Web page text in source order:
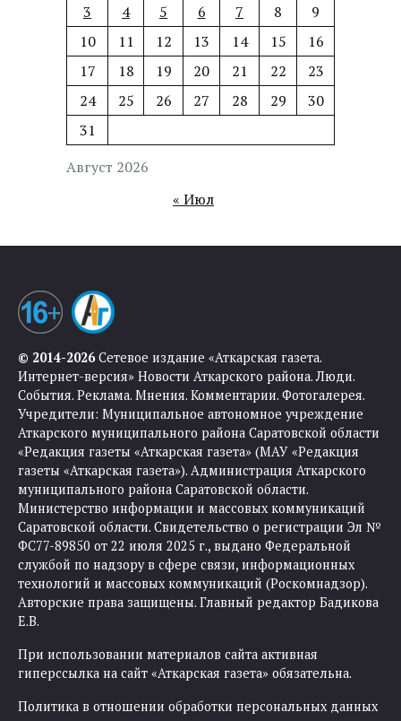
Август 2026
3
4 5 6 7 8
9
10
11 12 13 14 15
16
17
18 19 20 21 22
23
24
25 26 27 28 29
30
31
« Июл
© 2014-2026Сетевое издание «Аткарская газета.
Интернет-версия» Новости Аткарского района. Люди.
События. Реклама. Мнения. Комментарии. Фотогалерея.
Учредители: Муниципальное автономное учреждение
Аткарского муниципального района Саратовской области
«Редакция газеты «Аткарская газета» (МАУ «Редакция
газеты «Аткарская газета»). Администрация Аткарского
муниципального района Саратовской области.
Министерство информации и массовых коммуникаций
Саратовской области. Свидетельство о регистрации Эл №
ФС77-89850 от 22 июля 2025 г., выдано Федеральной
службой по надзору в сфере связи, информационных
технологий и массовых коммуникаций (Роскомнадзор).
Авторские права защищены. Главный редактор Бадикова
Е.В.
При использовании материалов сайта активная
гиперссылка на сайт «Аткарская газета» обязательна.
Политика в отношении обработки персональных данных